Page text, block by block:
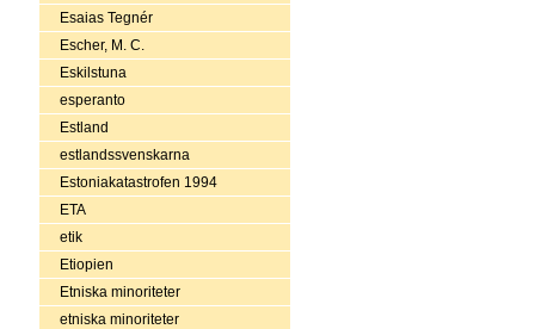
Esaias Tegnér
Escher, M. C.
Eskilstuna
esperanto
Estland
estlandssvenskarna
Estoniakatastrofen 1994
ETA
etik
Etiopien
Etniska minoriteter
etniska minoriteter